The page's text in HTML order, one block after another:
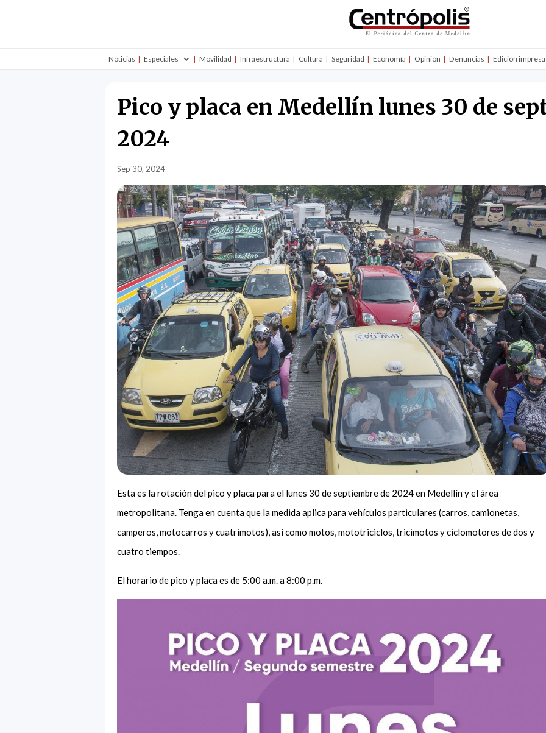
Noticias Especiales Movilidad Infraestructura Cultura Seguridad Economía Opinión Denuncias Edición impresa
Pico y placa en Medellín lunes 30 de
2024
Sep 30, 2024
Esta es la rotación del pico y placa para el lunes 30 de septiembre de 2024 en Medellín y el área
metropolitana. Tenga en cuenta que la medida aplica para vehículos particulares (carros, camionetas,
camperos, motocarros y cuatrimotos), así como motos, mototriciclos, tricimotos y ciclomotores de dos y
cuatro tiempos.
El horario de pico y placa es de 5:00 a.m. a 8:00 p.m.